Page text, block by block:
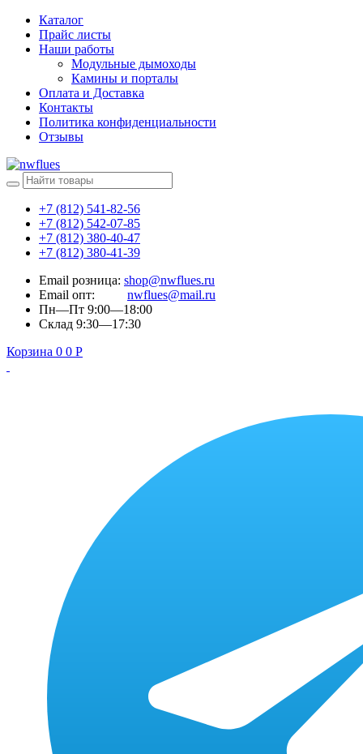
Каталог
Прайс листы
Наши работы
Модульные дымоходы
Камины и порталы
Оплата и Доставка
Контакты
Политика конфиденциальности
Отзывы
+7 (812) 541-82-56
+7 (812) 542-07-85
+7 (812) 380-40-47
+7 (812) 380-41-39
Email розница: shop@nwflues.ru
Email опт: nwflues@mail.ru
Пн—Пт 9:00—18:00
Склад 9:30—17:30
Корзина 0 0 Р